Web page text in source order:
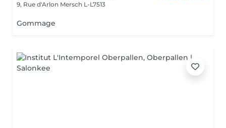
9, Rue d'Arlon Mersch L-L7513
Gommage